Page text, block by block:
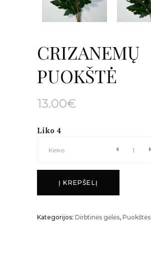
CRIZANEMŲ
PUOKŠTĖ
13.00€
Liko 4
CRIZANEMŲ
Kiekis
Į KREPŠELĮ
Kategorijos: Dirbtinės gėlės, Puokštės